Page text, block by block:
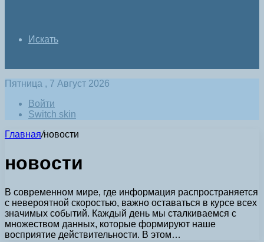
Искать
Пятница , 7 Август 2026
Войти
Switch skin
Главная/новости
новости
В современном мире, где информация распространяется
с невероятной скоростью, важно оставаться в курсе всех
значимых событий. Каждый день мы сталкиваемся с
множеством данных, которые формируют наше
восприятие действительности. В этом…